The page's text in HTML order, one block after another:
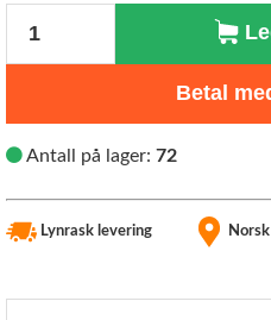
Antall
Betal
Antall på lager: 72
Lynrask levering